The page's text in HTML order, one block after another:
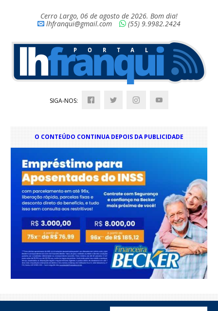
Cerro Largo, 06 de agosto de 2026. Bom dia!
lhfranqui@gmail.com
(55) 9.9982.2424
SIGA-NOS:
O CONTEÚDO CONTINUA DEPOIS DA PUBLICIDADE